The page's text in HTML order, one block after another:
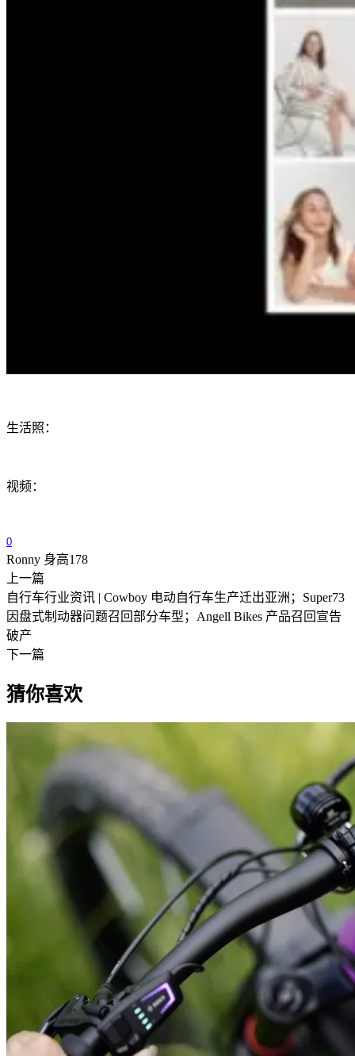
生活照：
视频：
0
Ronny 身高178
上一篇
自行车行业资讯 | Cowboy 电动自行车生产迁出亚洲；Super73
因盘式制动器问题召回部分车型；Angell Bikes 产品召回宣告
破产
下一篇
猜你喜欢